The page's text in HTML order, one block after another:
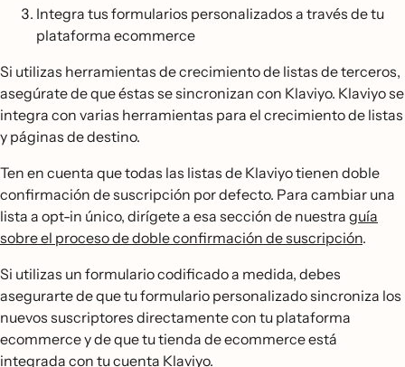
Integra tus formularios personalizados a través de tu
plataforma ecommerce
Si utilizas herramientas de crecimiento de listas de terceros,
asegúrate de que éstas se sincronizan con Klaviyo. Klaviyo se
integra con varias herramientas para el crecimiento de listas
y páginas de destino.
Ten en cuenta que todas las listas de Klaviyo tienen doble
confirmación de suscripción por defecto. Para cambiar una
lista a opt-in único, dirígete a esa sección de nuestra guía
sobre el proceso de doble confirmación de suscripción.
Si utilizas un formulario codificado a medida, debes
asegurarte de que tu formulario personalizado sincroniza los
nuevos suscriptores directamente con tu plataforma
ecommerce y de que tu tienda de ecommerce está
integrada con tu cuenta Klaviyo.